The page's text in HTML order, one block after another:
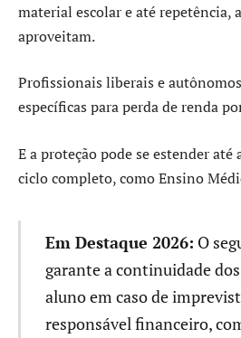
material escolar e até repetência,
aproveitam.
Profissionais liberais e
específicas para perda de renda
E a proteção pode se estender até
ciclo completo, como Ensino
Em Destaque 2026: O
garante a continuidade
aluno em caso de
responsável financeiro,